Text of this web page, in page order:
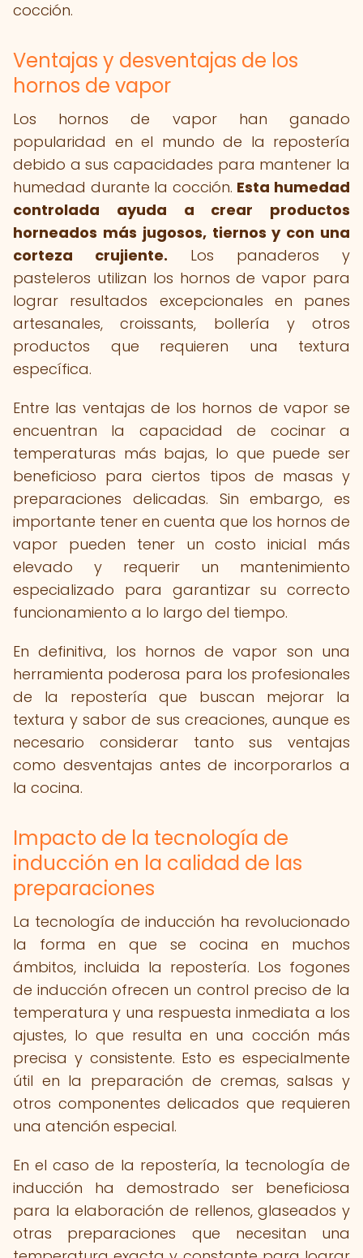
cocción.
Ventajas y desventajas de los
hornos de vapor
Los hornos de vapor han ganado
popularidad en el mundo de la repostería
debido a sus capacidades para mantener la
humedad durante la cocción. Esta humedad
controlada ayuda a crear productos
horneados más jugosos, tiernos y con una
corteza crujiente. Los panaderos y
pasteleros utilizan los hornos de vapor para
lograr resultados excepcionales en panes
artesanales, croissants, bollería y otros
productos que requieren una textura
específica.
Entre las ventajas de los hornos de vapor se
encuentran la capacidad de cocinar a
temperaturas más bajas, lo que puede ser
beneficioso para ciertos tipos de masas y
preparaciones delicadas. Sin embargo, es
importante tener en cuenta que los hornos de
vapor pueden tener un costo inicial más
elevado y requerir un mantenimiento
especializado para garantizar su correcto
funcionamiento a lo largo del tiempo.
En definitiva, los hornos de vapor son una
herramienta poderosa para los profesionales
de la repostería que buscan mejorar la
textura y sabor de sus creaciones, aunque es
necesario considerar tanto sus ventajas
como desventajas antes de incorporarlos a
la cocina.
Impacto de la tecnología de
inducción en la calidad de las
preparaciones
La tecnología de inducción ha revolucionado
la forma en que se cocina en muchos
ámbitos, incluida la repostería. Los fogones
de inducción ofrecen un control preciso de la
temperatura y una respuesta inmediata a los
ajustes, lo que resulta en una cocción más
precisa y consistente. Esto es especialmente
útil en la preparación de cremas, salsas y
otros componentes delicados que requieren
una atención especial.
En el caso de la repostería, la tecnología de
inducción ha demostrado ser beneficiosa
para la elaboración de rellenos, glaseados y
otras preparaciones que necesitan una